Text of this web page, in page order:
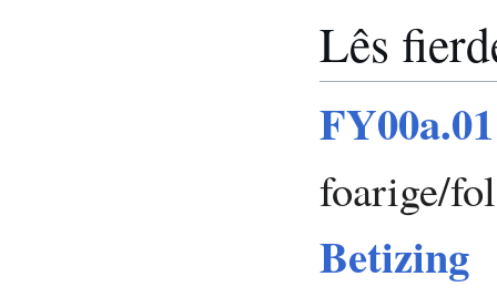
Lês
foarige/
Betizing